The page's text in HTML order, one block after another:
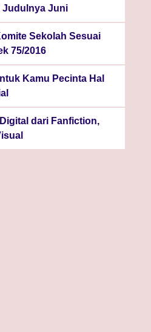
Judulnya Juni
Sekolah Sesuai
75/2016
Kamu Pecinta Hal
dari Fanfiction,